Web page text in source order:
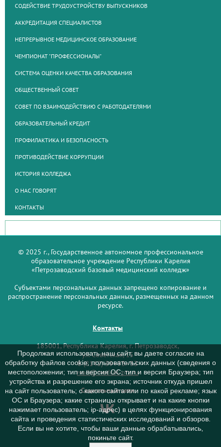
СОДЕЙСТВИЕ ТРУДОУСТРОЙСТВУ ВЫПУСКНИКОВ
АККРЕДИТАЦИЯ СПЕЦИАЛИСТОВ
НЕПРЕРЫВНОЕ МЕДИЦИНСКОЕ ОБРАЗОВАНИЕ
ЧЕМПИОНАТ "ПРОФЕССИОНАЛЫ"
СИСТЕМА ОЦЕНКИ КАЧЕСТВА ОБРАЗОВАНИЯ
ОБЩЕСТВЕННЫЙ СОВЕТ
СОВЕТ ПО ВЗАИМОДЕЙСТВИЮ С РАБОТОДАТЕЛЯМИ
ОБРАЗОВАТЕЛЬНЫЙ КРЕДИТ
ПРОФИЛАКТИКА И БЕЗОПАСНОСТЬ
ПРОТИВОДЕЙСТВИЕ КОРРУПЦИИ
ИСТОРИЯ КОЛЛЕДЖА
О НАС ГОВОРЯТ
КОНТАКТЫ
© 2025 г., Государственное автономное профессиональное
образовательное учреждение Республики Карелия
«Петрозаводский базовый медицинский колледж»
Субъектами персональных данных запрещено копирование и
распространение персональных данных, размещенных на данном
ресурсе.
Контакты
185001, Республика Карелия, г. Петрозаводск,
ул. Советская, 15
8 (8142) 59–93–33
mail@medcol-ptz.ru
Социальные сети
Продолжая использовать наш сайт, вы даете согласие на
обработку файлов cookie, пользовательских данных (сведения о
местоположении; тип и версия ОС; тип и версия Браузера; тип
устройства и разрешение его экрана; источник откуда пришел
на сайт пользователь; с какого сайта или по какой рекламе; язык
ОС и Браузера; какие страницы открывает и на какие кнопки
нажимает пользователь; ip-адрес) в целях функционирования
сайта и проведения статистических исследований и обзоров.
Если вы не хотите, чтобы ваши данные обрабатывались,
покиньте сайт.